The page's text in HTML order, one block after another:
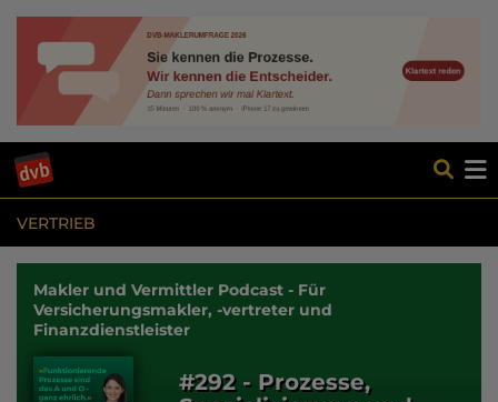
VERTRIEB
Makler und Vermittler Podcast - Für
Versicherungsmakler, -vertreter und
Finanzdienstleister
#292 - Prozesse,